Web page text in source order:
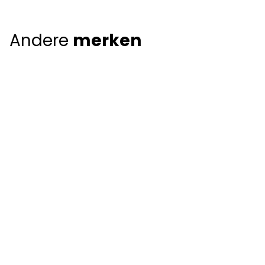
Andere merken